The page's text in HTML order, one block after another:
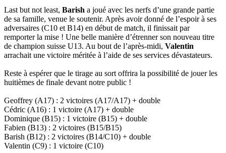
Last but not least, Barish a joué avec les nerfs d’une grande partie
de sa famille, venue le soutenir. Après avoir donné de l’espoir à ses
adversaires (C10 et B14) en début de match, il finissait par
remporter la mise ! Une belle manière d’étrenner son nouveau titre
de champion suisse U13. Au bout de l’après-midi, Valentin
arrachait une victoire méritée à l’aide de ses services dévastateurs.
Reste à espérer que le tirage au sort offrira la possibilité de jouer les
huitièmes de finale devant notre public !
Geoffrey (A17) : 2 victoires (A17/A17) + double
Cédric (A16) : 1 victoire (A17) + double
Dominique (B15) : 1 victoire (B15) + double
Fabien (B13) : 2 victoires (B15/B15)
Barish (B12) : 2 victoires (B14/C10) + double
Valentin (C9) : 1 victoire (C10)